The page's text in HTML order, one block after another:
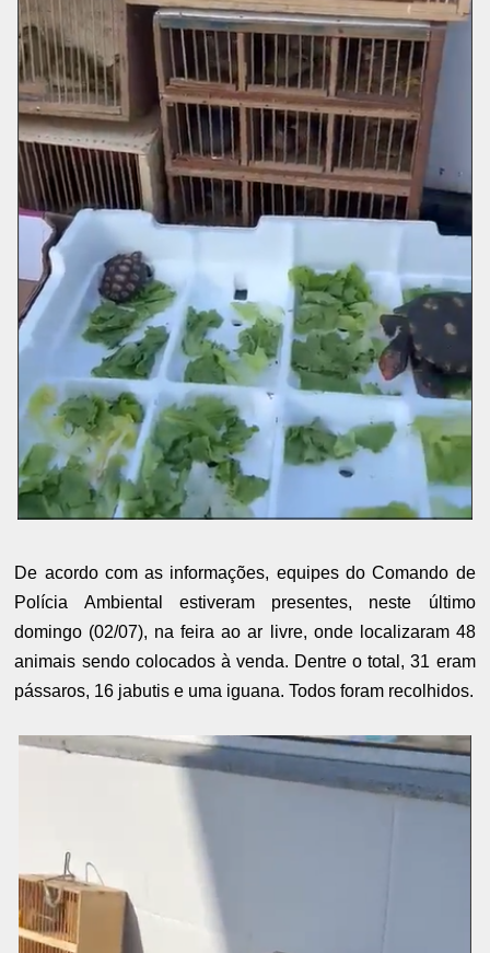
De acordo com as informações, equipes do Comando de
Polícia Ambiental estiveram presentes, neste último
domingo (02/07), na feira ao ar livre, onde localizaram 48
animais sendo colocados à venda. Dentre o total, 31 eram
pássaros, 16 jabutis e uma iguana. Todos foram recolhidos.